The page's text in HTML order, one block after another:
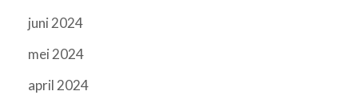
juni 2024
mei 2024
april 2024